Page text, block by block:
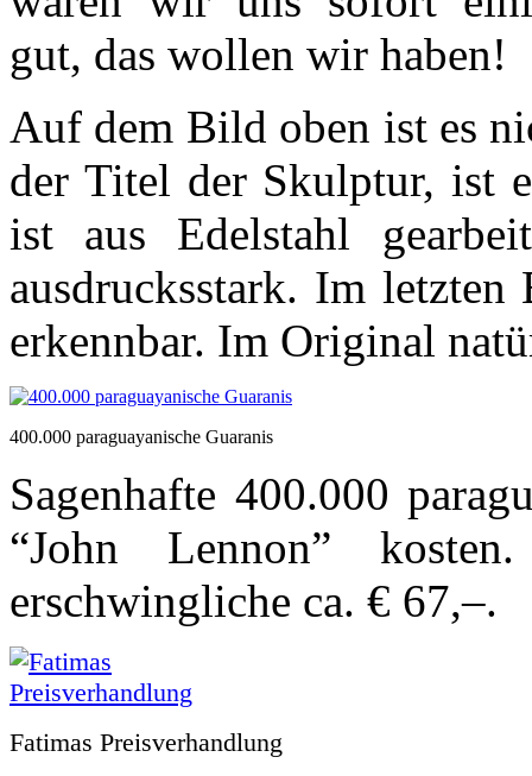
gut, das wollen wir haben!
Auf dem Bild oben ist es
der Titel der Skulptur, ist
ist aus Edelstahl
ausdrucksstark. Im
erkennbar. Im Original
400.000 paraguayanische Guaranis
Sagenhafte 400.000
“John Lennon”
erschwingliche ca. € 67,–.
Fatimas Preisverhandlung